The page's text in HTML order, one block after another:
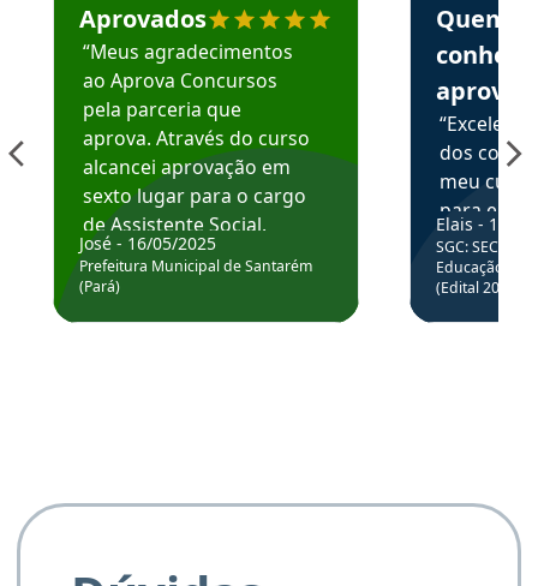
Aprovados
“Meus agradecimentos
ao Aprova Concursos
pela parceria que
aprova. Através do curso
alcancei aprovação em
sexto lugar para o cargo
de Assistente Social.
Hoje estou atuando na
Prefeitura de Santarém.
José - 16/05/2025
Prefeitura Municipal de Santarém
(Pará)
Quem
aprova
dos
meu
para
colocar
através
de
Elais - 15/
SGC: SEC BA
Educação
(Edital